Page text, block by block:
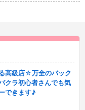
高級店☆万全のバック
クラ初心者さんでも気
できます♪